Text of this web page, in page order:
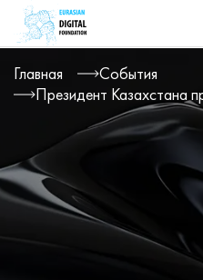
Главная
События